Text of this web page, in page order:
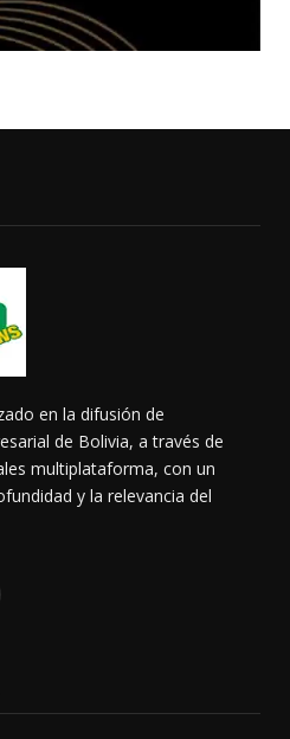
en la difusión de
de Bolivia, a través de
multiplataforma, con un
y la relevancia del